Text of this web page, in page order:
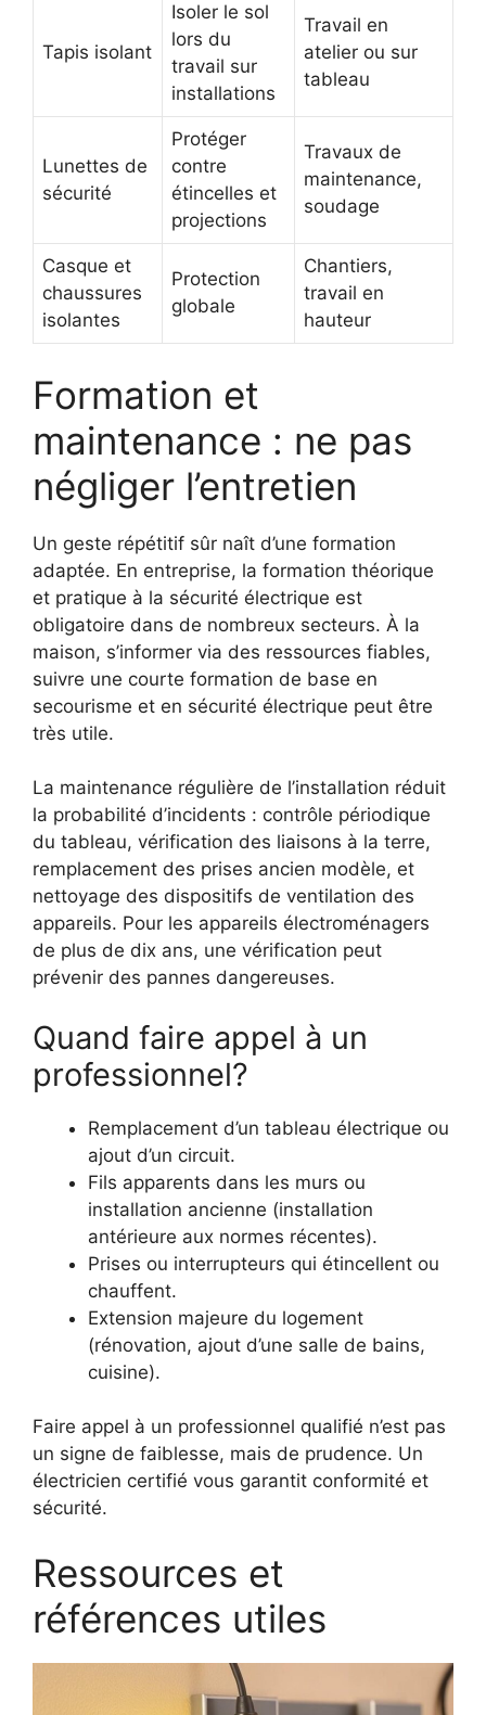
Tapis isolant
Isoler le sol
lors du
travail sur
installations
Travail en
atelier ou sur
tableau
Lunettes de
sécurité
Protéger
contre
étincelles et
projections
Travaux de
maintenance,
soudage
Casque et
chaussures
isolantes
Protection
globale
Chantiers,
travail en
hauteur
Formation et
maintenance : ne pas
négliger l’entretien
Un geste répétitif sûr naît d’une formation
adaptée. En entreprise, la formation théorique
et pratique à la sécurité électrique est
obligatoire dans de nombreux secteurs. À la
maison, s’informer via des ressources fiables,
suivre une courte formation de base en
secourisme et en sécurité électrique peut être
très utile.
La maintenance régulière de l’installation réduit
la probabilité d’incidents : contrôle périodique
du tableau, vérification des liaisons à la terre,
remplacement des prises ancien modèle, et
nettoyage des dispositifs de ventilation des
appareils. Pour les appareils électroménagers
de plus de dix ans, une vérification peut
prévenir des pannes dangereuses.
Quand faire appel à un
professionnel?
Remplacement d’un tableau électrique ou
ajout d’un circuit.
Fils apparents dans les murs ou
installation ancienne (installation
antérieure aux normes récentes).
Prises ou interrupteurs qui étincellent ou
chauffent.
Extension majeure du logement
(rénovation, ajout d’une salle de bains,
cuisine).
Faire appel à un professionnel qualifié n’est pas
un signe de faiblesse, mais de prudence. Un
électricien certifié vous garantit conformité et
sécurité.
Ressources et
références utiles